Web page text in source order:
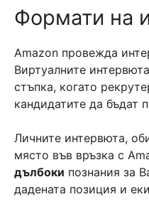
Формати на
Amazon провежда
Виртуалните
стъпка, когато
кандидатите да бъдат
Личните интервюта,
място във връзка с
дълбоки познания за
дадената позиция и